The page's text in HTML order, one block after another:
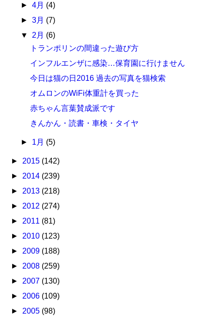
► 4月 (4)
► 3月 (7)
▼ 2月 (6)
トランポリンの間違った遊び方
インフルエンザに感染…保育園に行けません
今日は猫の日2016 過去の写真を猫検索
オムロンのWiFi体重計を買った
赤ちゃん言葉賛成派です
きんかん・読書・車検・タイヤ
► 1月 (5)
► 2015 (142)
► 2014 (239)
► 2013 (218)
► 2012 (274)
► 2011 (81)
► 2010 (123)
► 2009 (188)
► 2008 (259)
► 2007 (130)
► 2006 (109)
► 2005 (98)